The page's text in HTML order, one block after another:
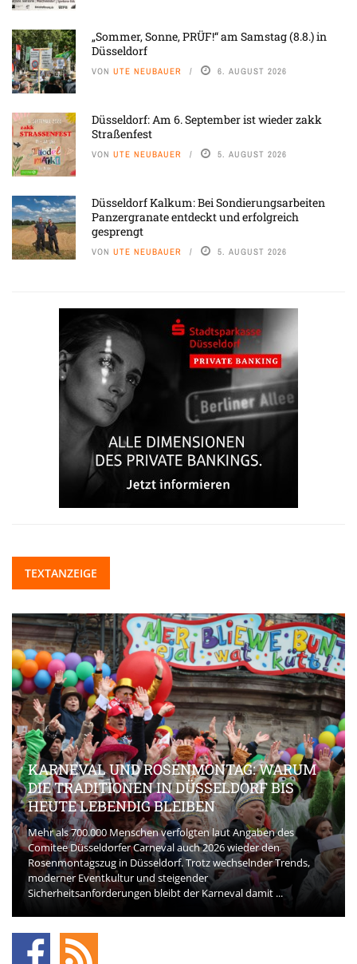
„Sommer, Sonne, PRÜF!“ am Samstag (8.8.) in
Düsseldorf
VON UTE NEUBAUER 6. AUGUST 2026
Düsseldorf: Am 6. September ist wieder zakk
Straßenfest
VON UTE NEUBAUER 5. AUGUST 2026
Düsseldorf Kalkum: Bei Sondierungsarbeiten
Panzergranate entdeckt und erfolgreich
gesprengt
VON UTE NEUBAUER 5. AUGUST 2026
TEXTANZEIGE
KARNEVAL UND ROSENMONTAG: WARUM
DIE TRADITIONEN IN DÜSSELDORF BIS
HEUTE LEBENDIG BLEIBEN
Mehr als 700.000 Menschen verfolgten laut Angaben des
Comitee Düsseldorfer Carneval auch 2026 wieder den
Rosenmontagszug in Düsseldorf. Trotz wechselnder Trends,
moderner Eventkultur und steigender
Sicherheitsanforderungen bleibt der Karneval damit ...